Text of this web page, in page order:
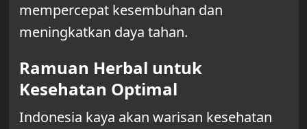
mempercepat kesembuhan dan
meningkatkan daya tahan.
Ramuan Herbal untuk
Kesehatan Optimal
Indonesia kaya akan warisan kesehatan